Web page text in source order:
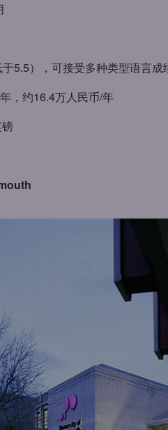
5.5），可接受多种类型语言
，约16.4万人民币/年